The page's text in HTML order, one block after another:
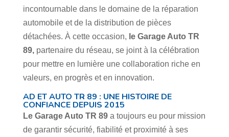
incontournable dans le domaine de la réparation
automobile et de la distribution de pièces
détachées. À cette occasion, le Garage Auto TR
89,partenaire du réseau, se joint à la célébration
pour mettre en lumière une collaboration riche en
valeurs, en progrès et en innovation.
AD ET AUTO TR 89 : UNE HISTOIRE DE
CONFIANCE DEPUIS 2015
Le Garage Auto TR 89a toujours eu pour mission
de garantir sécurité, fiabilité et proximité à ses